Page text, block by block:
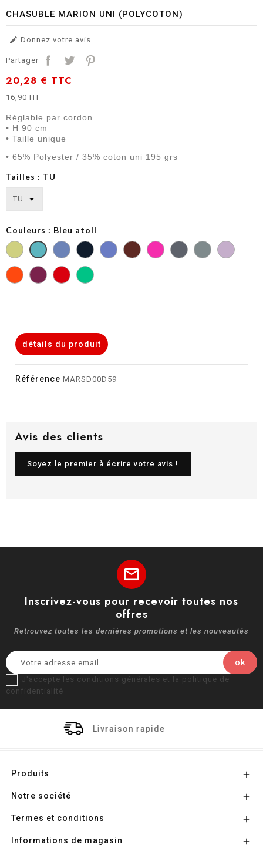
CHASUBLE MARION UNI (POLYCOTON)
 Donnez votre avis
Partager
20,28 € TTC
16,90 HT
Réglable par cordon
• H 90 cm
• Taille unique
• 65% Polyester / 35% coton uni 195 grs
Tailles : TU
Couleurs : Bleu atoll
détails du produit
Référence MARSD00D59
Avis des clients
Soyez le premier à écrire votre avis !
mail
Inscrivez-vous pour recevoir toutes nos
offres
Retrouvez toutes les dernières promotions et les nouveautés
J'accepte les conditions générales et la politique de
confidentialité
Livraison rapide
Produits 
Notre société 
Termes et conditions 
Informations de magasin 